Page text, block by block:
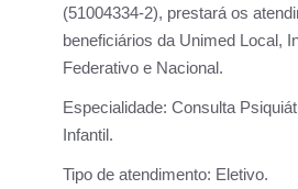
(51004334-2), prestará os
beneficiários da Unimed Local,
Federativo e Nacional.
Especialidade: Consulta
Infantil.
Tipo de atendimento: Eletivo.